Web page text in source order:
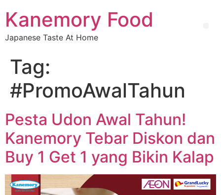
Kanemory Food
Japanese Taste At Home
Tag:
#PromoAwalTahun
Pesta Udon Awal Tahun!
Kanemory Tebar Diskon dan
Buy 1 Get 1 yang Bikin Kalap